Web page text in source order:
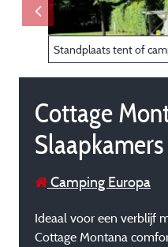
Cottage
Slaapkamers
Camping Europa
Ideaal voor een verblijf
Cottage Montana